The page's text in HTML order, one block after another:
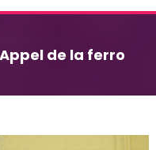
de la ferro